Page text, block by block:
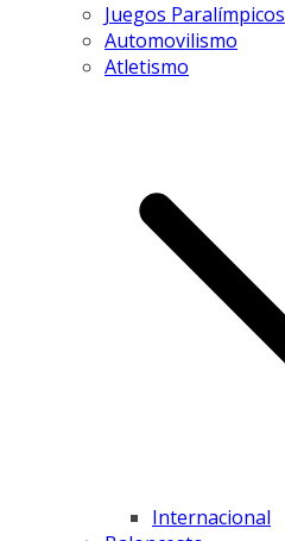
Juegos Paralímpicos
Automovilismo
Atletismo
Internacional